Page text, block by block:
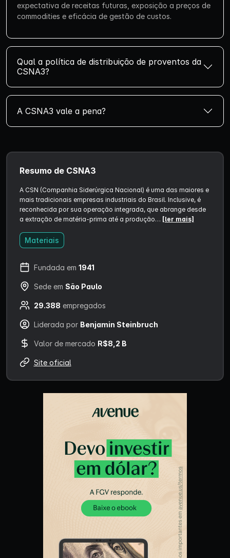
expectativa de receitas futuras, exposição a preços de
commodities e eficácia de gestão de custos.
Qual a política de distribuição de proventos da
CSNA3?
A CSNA3 vale a pena?
Resumo de CSNA3
A CSN (Companhia Siderúrgica Nacional) é uma das maiores e
mais tradicionais empresas industriais do Brasil. Inclusive, é
reconhecida por sua operação integrada, que abrange desde
a extração de matéria-prima até a produção… [ler mais]
Materiais
Fundada em 1941
Sede em São Paulo
29.388 empregados
Liderada por Benjamin Steinbruch
Valor de mercado R$8,2 B
Site oficial